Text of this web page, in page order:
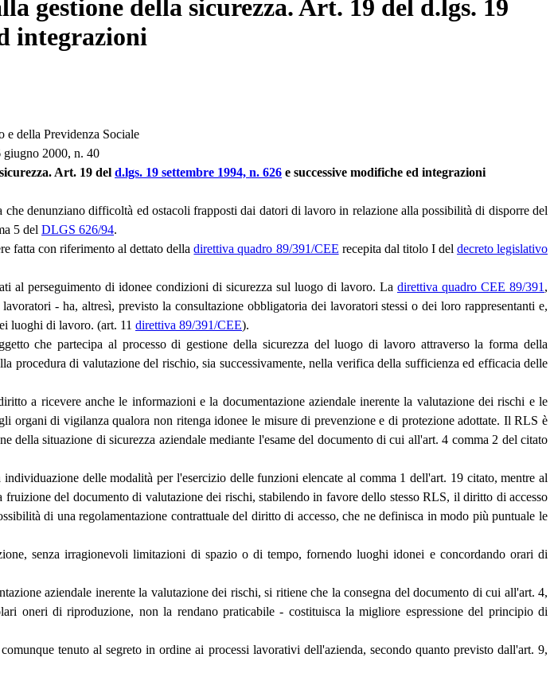
gestione della sicurezza. Art. 19 del d.lgs. 19
integrazioni
e della Previdenza Sociale
giugno 2000, n. 40
Art. 19 del d.lgs. 19 settembre 1994, n. 626 e successive modifiche ed integrazioni
denunziano difficoltà ed ostacoli frapposti dai datori di lavoro in relazione alla possibilità di disporre del
5 del DLGS 626/94.
fatta con riferimento al dettato delladirettiva quadro 89/391/CEE recepita dal titolo I del decreto legislativo
al perseguimento di idonee condizioni di sicurezza sul luogo di lavoro. La direttiva quadro CEE 89/391 ,
- ha, altresì, previsto la consultazione obbligatoria dei lavoratori stessi o dei loro rappresentanti e,
luoghi di lavoro. (art. 11 direttiva 89/391/CEE).
che partecipa al processo di gestione della sicurezza del luogo di lavoro attraverso la forma della
procedura di valutazione del rischio, sia successivamente, nella verifica della sufficienza ed efficacia delle
a ricevere anche le informazioni e la documentazione aziendale inerente la valutazione dei rischi e le
organi di vigilanza qualora non ritenga idonee le misure di prevenzione e di protezione adottate. Il RLS è
della situazione di sicurezza aziendale mediante l'esame del documento di cui all'art. 4 comma 2 del citato
delle modalità per l'esercizio delle funzioni elencate al comma 1 dell'art. 19 citato, mentre al
del documento di valutazione dei rischi, stabilendo in favore dello stesso RLS, il diritto di accesso
di una regolamentazione contrattuale del diritto di accesso, che ne definisca in modo più puntuale le
senza irragionevoli limitazioni di spazio o di tempo, fornendo luoghi idonei e concordando orari di
aziendale inerente la valutazione dei rischi, si ritiene che la consegna del documento di cui all'art. 4,
oneri di riproduzione, non la rendano praticabile - costituisca la migliore espressione del principio di
tenuto al segreto in ordine ai processi lavorativi dell'azienda, secondo quanto previsto dall'art. 9,